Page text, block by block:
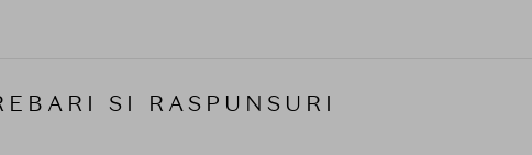
SI RASPUNSURI